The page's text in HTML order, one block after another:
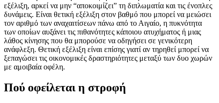
εξέλιξη, αρκεί να μην “αποκοιμίζει” τη διπλωματία και τις ένοπλες
δυνάμεις. Είναι θετική εξέλιξη στον βαθμό που μπορεί να μειώσει
τον αριθμό των αναχαιτίσεων πάνω από το Αιγαίο, η πυκνότητα
των οποίων αυξάνει τις πιθανότητες κάποιου ατυχήματος ή μιας
λάθος κίνησης που θα μπορούσε να οδηγήσει σε γενικότερη
ανάφλεξη. Θετική εξέλιξη είναι επίσης γιατί αν τηρηθεί μπορεί να
ξεπαγώσει τις οικονομικές δραστηριότητες μεταξύ των δυο χωρών
με αμοιβαία οφέλη.
Πού οφείλεται η στροφή